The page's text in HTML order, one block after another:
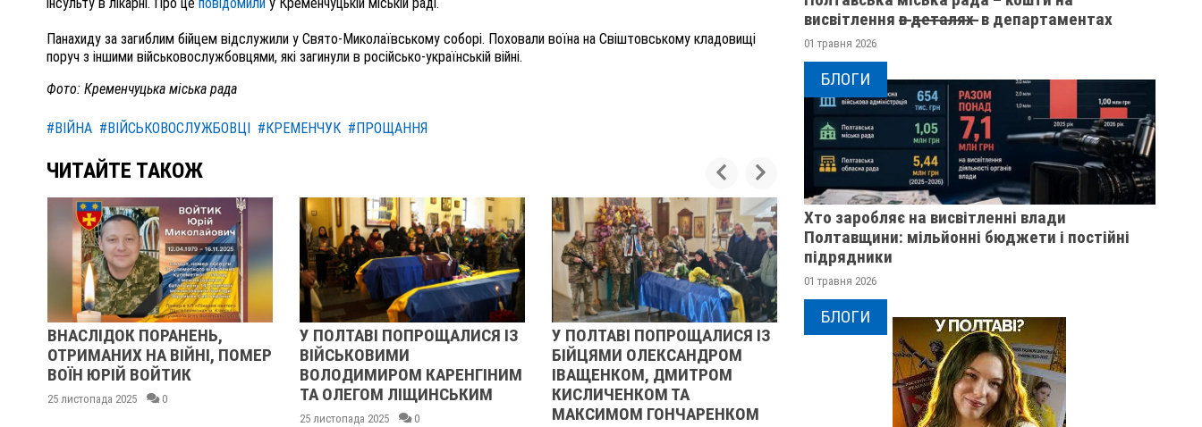
інсульту в лікарні. Про це повідомили у Кременчуцькій міській раді.
Панахиду за загиблим бійцем відслужили у Свято-Миколаївському соборі. Поховали воїна на Свіштовському кладовищі
поруч з іншими військовослужбовцями, які загинули в російсько-українській війні.
Фото: Кременчуцька міська рада
#ВІЙНА #ВІЙСЬКОВОСЛУЖБОВЦІ #КРЕМЕНЧУК #ПРОЩАННЯ
ЧИТАЙТЕ ТАКОЖ
ВНАСЛІДОК ПОРАНЕНЬ,
ОТРИМАНИХ НА ВІЙНІ, ПОМЕР
ВОЇН ЮРІЙ ВОЙТИК
25 листопада 2025 0
У ПОЛТАВІ ПОПРОЩАЛИСЯ ІЗ
ВІЙСЬКОВИМИ
ВОЛОДИМИРОМ КАРЕНГІНИМ
ТА ОЛЕГОМ ЛІЩИНСЬКИМ
25 листопада 2025 0
У ПОЛТАВІ ПОПРОЩАЛИСЯ ІЗ
БІЙЦЯМИ ОЛЕКСАНДРОМ
ІВАЩЕНКОМ, ДМИТРОМ
КИСЛИЧЕНКОМ ТА
МАКСИМОМ ГОНЧАРЕНКОМ
1000 ТІЛ: УКРАЇНА ОТРИМАЛА
РЕПАТРІЙОВАНІ ОСТАНКИ
20 листопада 2025 0
РОСІЙСЬКИ ДРОН
ЙМОВІРНО ВПАВ У
19 листопада 2025
висвітлення в̶ ̶д̶е̶т̶а̶л̶я̶х̶ ̶ в департаментах
01 травня 2026
БЛОГИ
Хто заробляє на висвітленні влади
Полтавщини: мільйонні бюджети і постійні
підрядники
01 травня 2026
БЛОГИ